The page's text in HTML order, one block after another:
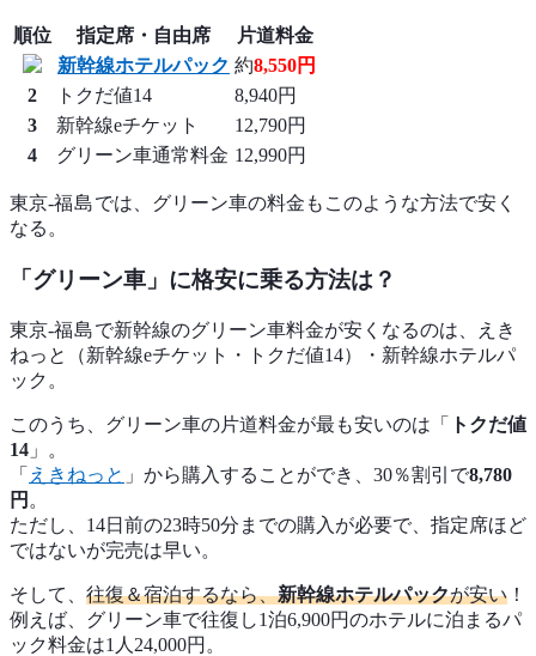
順位 指定席・自由席
片道料金
新幹線ホテルパック 約8,550円
2
トクだ値14
8,940円
3
新幹線eチケット
12,790円
4
グリーン車通常料金 12,990円
東京-福島では、グリーン車の料金もこのような方法で安く
なる。
「グリーン車」に格安に乗る方法は？
東京-福島で新幹線のグリーン車料金が安くなるのは、えき
ねっと（新幹線eチケット・トクだ値14）・新幹線ホテルパ
ック。
このうち、グリーン車の片道料金が最も安いのは「
トクだ値
14 」。
「 えきねっと 」から購入することができ、30％割引で8,780
円 。
ただし、14日前の23時50分までの購入が必要で、指定席ほど
ではないが完売は早い。
そして、 往復＆宿泊するなら、新幹線ホテルパックが安い ！
例えば、グリーン車で往復し1泊6,900円のホテルに泊まるパ
ック料金は1人24,000円。